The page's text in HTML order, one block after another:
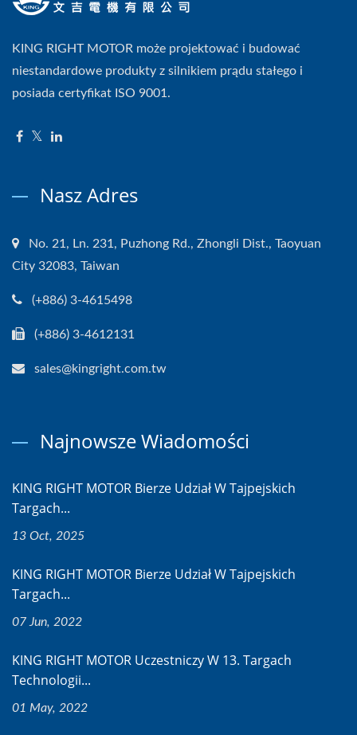
KING RIGHT MOTOR może projektować i budować
niestandardowe produkty z silnikiem prądu stałego i
posiada certyfikat ISO 9001.
Nasz Adres
No. 21, Ln. 231, Puzhong Rd., Zhongli Dist., Taoyuan
City 32083, Taiwan
(+886) 3-4615498
(+886) 3-4612131
sales@kingright.com.tw
Najnowsze Wiadomości
KING RIGHT MOTOR Bierze Udział W Tajpejskich
Targach...
13 Oct, 2025
KING RIGHT MOTOR Bierze Udział W Tajpejskich
Targach...
07 Jun, 2022
KING RIGHT MOTOR Uczestniczy W 13. Targach
Technologii...
01 May, 2022